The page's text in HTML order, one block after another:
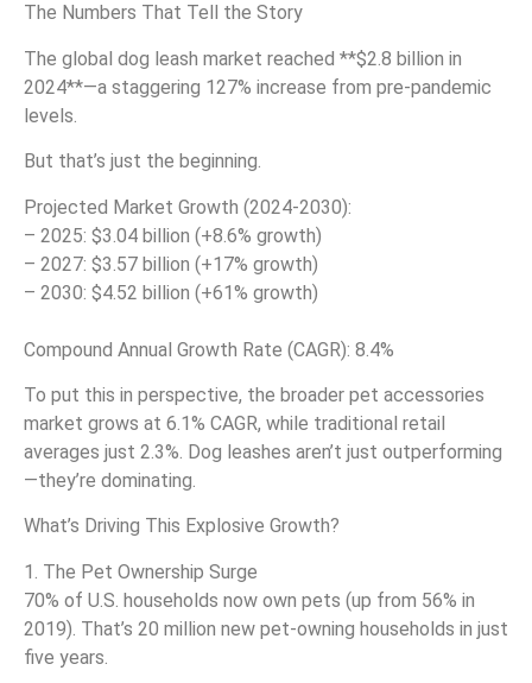
The Numbers That Tell the Story
The global dog leash market reached **$2.8 billion in
2024**—a staggering 127% increase from pre-pandemic
levels.
But that’s just the beginning.
Projected Market Growth (2024-2030):
– 2025: $3.04 billion (+8.6% growth)
– 2027: $3.57 billion (+17% growth)
– 2030: $4.52 billion (+61% growth)
Compound Annual Growth Rate (CAGR): 8.4%
To put this in perspective, the broader pet accessories
market grows at 6.1% CAGR, while traditional retail
averages just 2.3%. Dog leashes aren’t just outperforming
—they’re dominating.
What’s Driving This Explosive Growth?
1. The Pet Ownership Surge
70% of U.S. households now own pets (up from 56% in
2019). That’s 20 million new pet-owning households in just
five years.